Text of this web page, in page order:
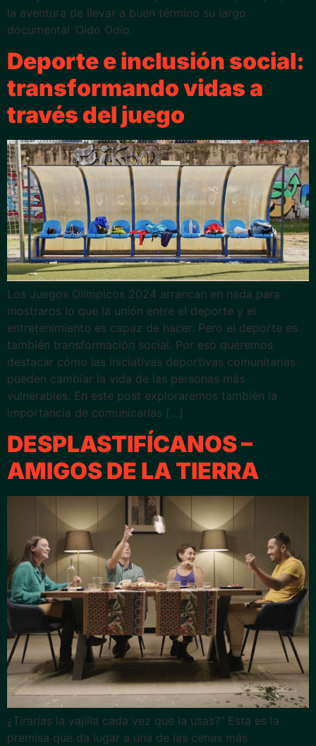
la aventura de llevar a buen término su largo
documental ‘Oído Odio.
Deporte e inclusión social:
transformando vidas a
través del juego
Los Juegos Olímpicos 2024 arrancan en nada para
mostraros lo que la unión entre el deporte y el
entretenimiento es capaz de hacer. Pero el deporte es
también transformación social. Por eso queremos
destacar cómo las iniciativas deportivas comunitarias
pueden cambiar la vida de las personas más
vulnerables. En este post exploraremos también la
importancia de comunicarlas […]
DESPLASTIFÍCANOS –
AMIGOS DE LA TIERRA
¿Tirarías la vajilla cada vez que la usas?” Esta es la
premisa que da lugar a una de las cenas más